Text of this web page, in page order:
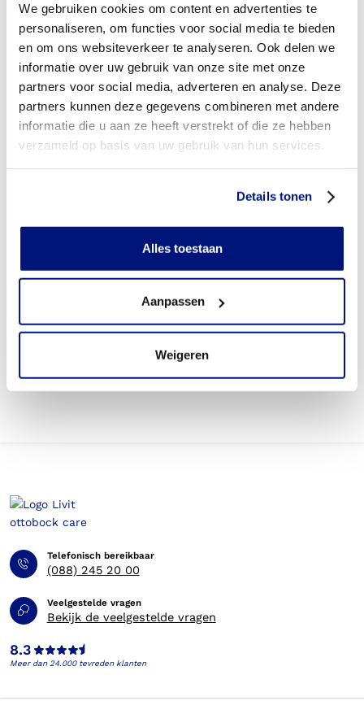
We gebruiken cookies om content en advertenties te
personaliseren, om functies voor social media te bieden
en om ons websiteverkeer te analyseren. Ook delen we
informatie over uw gebruik van onze site met onze
partners voor social media, adverteren en analyse. Deze
partners kunnen deze gegevens combineren met andere
informatie die u aan ze heeft verstrekt of die ze hebben
verzameld op basis van uw gebruik van hun services.
Details tonen
Alles toestaan
Aanpassen
Weigeren
orthopedische schoenen (VLOS)?
Aan wie betaalt u de eigen bijdrage voor voorlopig
orthopedische schoenen?
Wordt de eigen bijdrage vergoed?
zorgverzekeraar?
Wie mag voorlopig orthopedische schoenen voorschrijven?
orthopedische schoenen om dagelijks te wisselen?
voorlopig orthopedische schoenen bestellen
Telefonisch bereikbaar
(088) 245 20 00
Veelgestelde vragen
Bekijk de veelgestelde vragen
8.3
Meer dan 24.000 tevreden klanten